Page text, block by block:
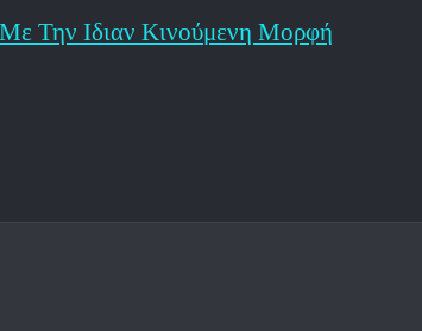
Την Ιδιαν Κινούμενη Μορφή